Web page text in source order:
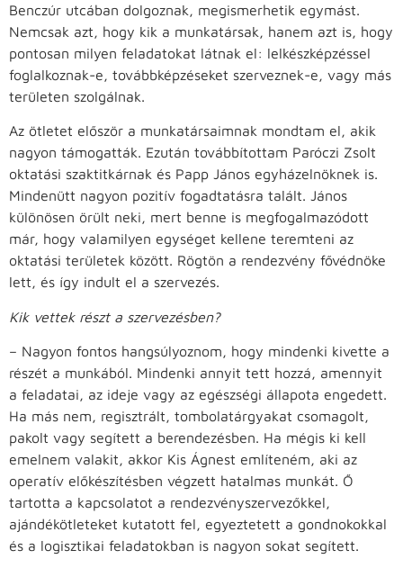
Benczúr utcában dolgoznak, megismerhetik egymást.
Nemcsak azt, hogy kik a munkatársak, hanem azt is, hogy
pontosan milyen feladatokat látnak el: lelkészképzéssel
foglalkoznak-e, továbbképzéseket szerveznek-e, vagy más
területen szolgálnak.
Az ötletet először a munkatársaimnak mondtam el, akik
nagyon támogatták. Ezután továbbítottam Paróczi Zsolt
oktatási szaktitkárnak és Papp János egyházelnöknek is.
Mindenütt nagyon pozitív fogadtatásra talált. János
különösen örült neki, mert benne is megfogalmazódott
már, hogy valamilyen egységet kellene teremteni az
oktatási területek között. Rögtön a rendezvény fővédnöke
lett, és így indult el a szervezés.
Kik vettek részt a szervezésben?
– Nagyon fontos hangsúlyoznom, hogy mindenki kivette a
részét a munkából. Mindenki annyit tett hozzá, amennyit
a feladatai, az ideje vagy az egészségi állapota engedett.
Ha más nem, regisztrált, tombolatárgyakat csomagolt,
pakolt vagy segített a berendezésben. Ha mégis ki kell
emelnem valakit, akkor Kis Ágnest említeném, aki az
operatív előkészítésben végzett hatalmas munkát. Ő
tartotta a kapcsolatot a rendezvényszervezőkkel,
ajándékötleteket kutatott fel, egyeztetett a gondnokokkal
és a logisztikai feladatokban is nagyon sokat segített.